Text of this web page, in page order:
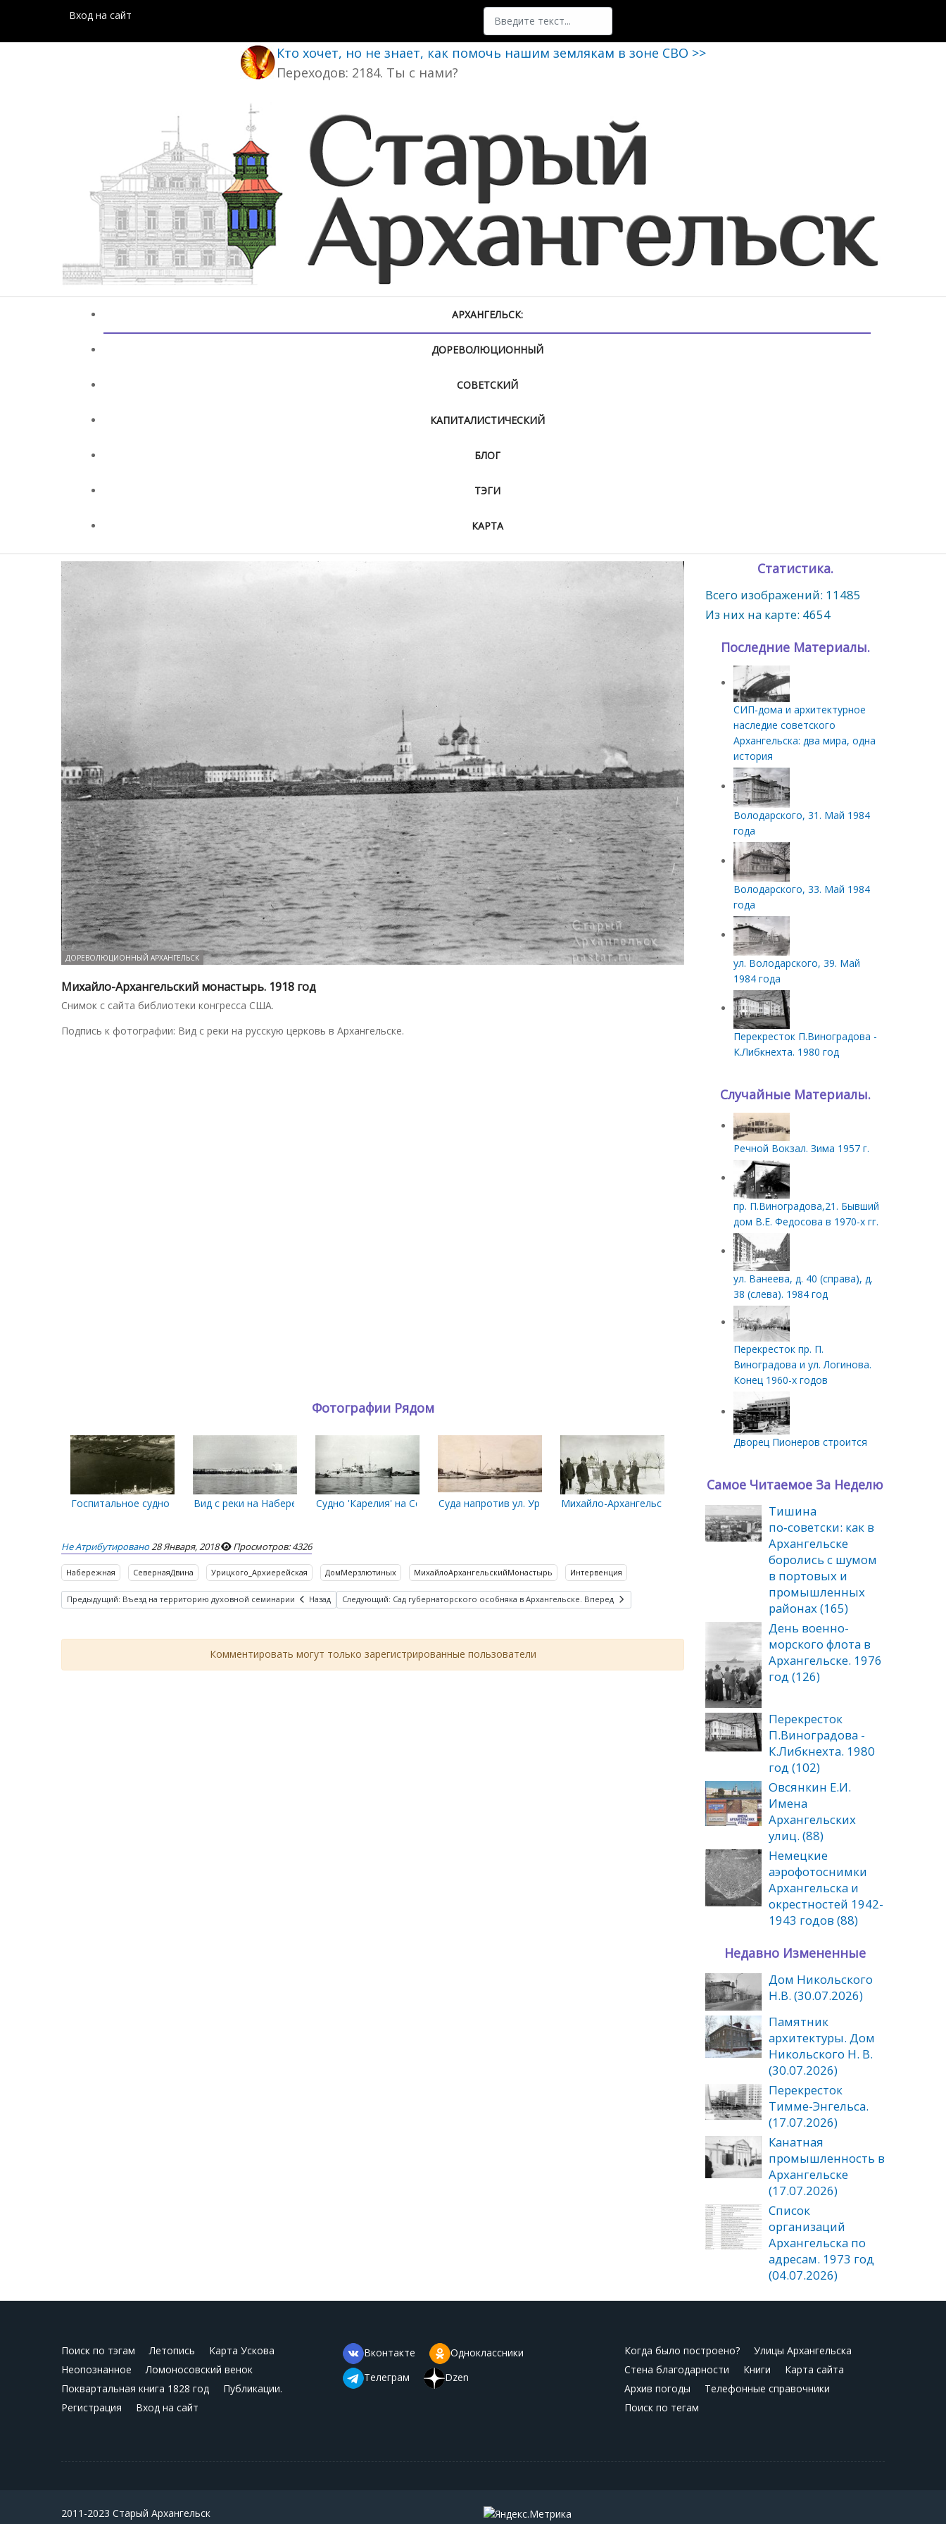
Вход на сайт Поиск
Кто хочет, но не знает, как помочь нашим землякам в зоне СВО >>
Переходов: 2184. Ты с нами?
АРХАНГЕЛЬСК:
ДОРЕВОЛЮЦИОННЫЙ
СОВЕТСКИЙ
КАПИТАЛИСТИЧЕСКИЙ
БЛОГ
ТЭГИ
КАРТА
ДОРЕВОЛЮЦИОННЫЙ АРХАНГЕЛЬСК
Михайло-Архангельский монастырь. 1918 год
Снимок с сайта библиотеки конгресса США.
Подпись к фотографии: Вид с реки на русскую церковь в Архангельске.
Фотографии Рядом
Госпитальное судно Калян на рейде Архангельска. 1918-1919 гг.
Вид с реки на Набережную в районе ул. Урицкого. 1989 г.
Судно 'Карелия' на Северной ДвинеСуда напротив ул. Урицкого 1957 годМихайло-Архангельский монастырь. 1918-1919 гг.
Не Атрибутировано28 Января, 2018 Просмотров: 4326
Набережная СевернаяДвина Урицкого_Архиерейская ДомМерзлютиных МихайлоАрхангельскийМонастырь Интервенция
Предыдущий: Въезд на территорию духовной семинарии Назад Следующий: Сад губернаторского особняка в Архангельске. Вперед
Комментировать могут только зарегистрированные пользователи
Статистика.
Всего изображений: 11485
Из них на карте: 4654
Последние Материалы.
СИП‑дома и архитектурное
наследие советского
Архангельска: два мира, одна
история
Володарского, 31. Май 1984
года
Володарского, 33. Май 1984
года
ул. Володарского, 39. Май
1984 года
Перекресток П.Виноградова -
К.Либкнехта. 1980 год
Случайные Материалы.
Речной Вокзал. Зима 1957 г.
пр. П.Виноградова,21. Бывший
дом В.Е. Федосова в 1970-х гг.
ул. Ванеева, д. 40 (справа), д.
38 (слева). 1984 год
Перекресток пр. П.
Виноградова и ул. Логинова.
Конец 1960-х годов
Дворец Пионеров строится
Самое Читаемое За Неделю
Тишина
по‑советски: как в
Архангельске
боролись с шумом
в портовых и
промышленных
районах (165)
День военно-
морского флота в
Архангельске. 1976
год (126)
Перекресток
П.Виноградова -
К.Либкнехта. 1980
год (102)
Овсянкин Е.И.
Имена
Архангельских
улиц. (88)
Немецкие
аэрофотоснимки
Архангельска и
окрестностей 1942-
1943 годов (88)
Недавно Измененные
Дом Никольского
Н.В. (30.07.2026)
Памятник
архитектуры. Дом
Никольского Н. В.
(30.07.2026)
Перекресток
Тимме-Энгельса.
(17.07.2026)
Канатная
промышленность в
Архангельске
(17.07.2026)
Список
организаций
Архангельска по
адресам. 1973 год
(04.07.2026)
Поиск по тэгам Летопись
Карта Ускова
Неопознанное
Ломоносовский венок
Поквартальная книга 1828 год
Публикации.
Регистрация
Вход на сайт
Вконтакте
Одноклассники
Телеграм
Dzen
Когда было построено?
Улицы Архангельска
Стена благодарности
Книги
Карта сайта
Архив погоды
Телефонные справочники
Поиск по тегам
2011-2023 Старый Архангельск